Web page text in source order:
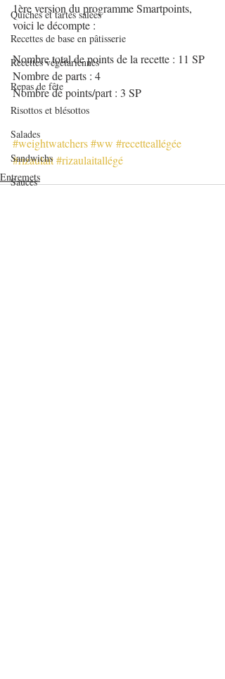
Quiches et tartes salées
Recettes de base en pâtisserie
Recettes végétariennes
Repas de fête
Risottos et blésottos
Salades
Sandwichs
Sauces
1ère version du programme Smartpoints,
voici le décompte :
Nombre total de points de la recette : 11 SP
Nombre de parts : 4
Nombre de points/part : 3 SP
#weightwatchers#ww #recetteallégée
#rizaulait#rizaulaitallégé
Entremets